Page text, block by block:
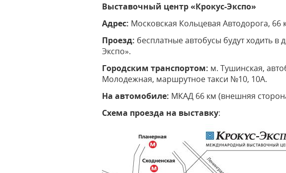
Выставочный центр «Крокус-Экспо»
Адрес: Московская Кольцевая Автодорога, 66
Проезд: бесплатные автобусы будут ходить
Экспо».
Городским транспортом: м. Тушинская,
Молодежная, маршрутное такси №10, 10А.
На автомобиле: МКАД 66 км (внешняя
Схема проезда на выставку: